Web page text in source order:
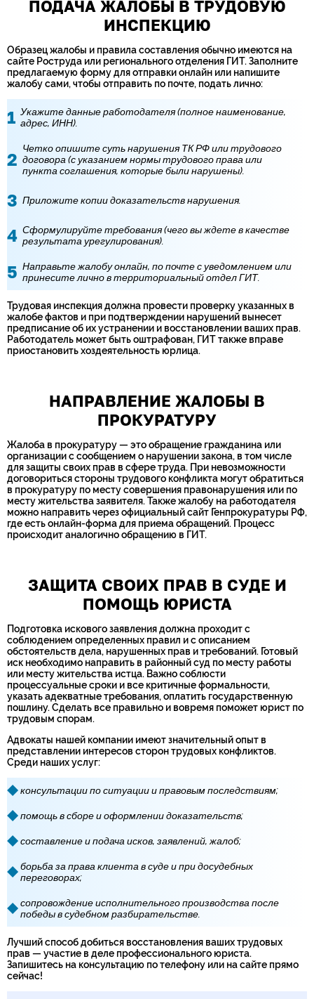
ПОДАЧА ЖАЛОБЫ В ТРУДОВУЮ
ИНСПЕКЦИЮ
Образец жалобы и правила составления обычно имеются на
сайте Роструда или регионального отделения ГИТ. Заполните
предлагаемую форму для отправки онлайн или напишите
жалобу сами, чтобы отправить по почте, подать лично:
Укажите данные работодателя (полное наименование,
адрес, ИНН).
Четко опишите суть нарушения ТК РФ или трудового
договора (с указанием нормы трудового права или
пункта соглашения, которые были нарушены).
Приложите копии доказательств нарушения.
Сформулируйте требования (чего вы ждете в качестве
результата урегулирования).
Направьте жалобу онлайн, по почте с уведомлением или
принесите лично в территориальный отдел ГИТ.
Трудовая инспекция должна провести проверку указанных в
жалобе фактов и при подтверждении нарушений вынесет
предписание об их устранении и восстановлении ваших прав.
Работодатель может быть оштрафован, ГИТ также вправе
приостановить хоздеятельность юрлица.
НАПРАВЛЕНИЕ ЖАЛОБЫ В
ПРОКУРАТУРУ
Жалоба в прокуратуру — это обращение гражданина или
организации с сообщением о нарушении закона, в том числе
для защиты своих прав в сфере труда. При невозможности
договориться стороны трудового конфликта могут обратиться
в прокуратуру по месту совершения правонарушения или по
месту жительства заявителя. Также жалобу на работодателя
можно направить через официальный сайт Генпрокуратуры РФ,
где есть онлайн-форма для приема обращений. Процесс
происходит аналогично обращению в ГИТ.
ЗАЩИТА СВОИХ ПРАВ В СУДЕ И
ПОМОЩЬ ЮРИСТА
Подготовка искового заявления должна проходит с
соблюдением определенных правил и с описанием
обстоятельств дела, нарушенных прав и требований. Готовый
иск необходимо направить в районный суд по месту работы
или месту жительства истца. Важно соблюсти
процессуальные сроки и все критичные формальности,
указать адекватные требования, оплатить государственную
пошлину. Сделать все правильно и вовремя поможет юрист по
трудовым спорам.
Адвокаты нашей компании имеют значительный опыт в
представлении интересов сторон трудовых конфликтов.
Среди наших услуг:
консультации по ситуации и правовым последствиям;
помощь в сборе и оформлении доказательств;
составление и подача исков, заявлений, жалоб;
борьба за права клиента в суде и при досудебных
переговорах;
сопровождение исполнительного производства после
победы в судебном разбирательстве.
Лучший способ добиться восстановления ваших трудовых
прав — участие в деле профессионального юриста.
Запишитесь на консультацию по телефону или на сайте прямо
сейчас!